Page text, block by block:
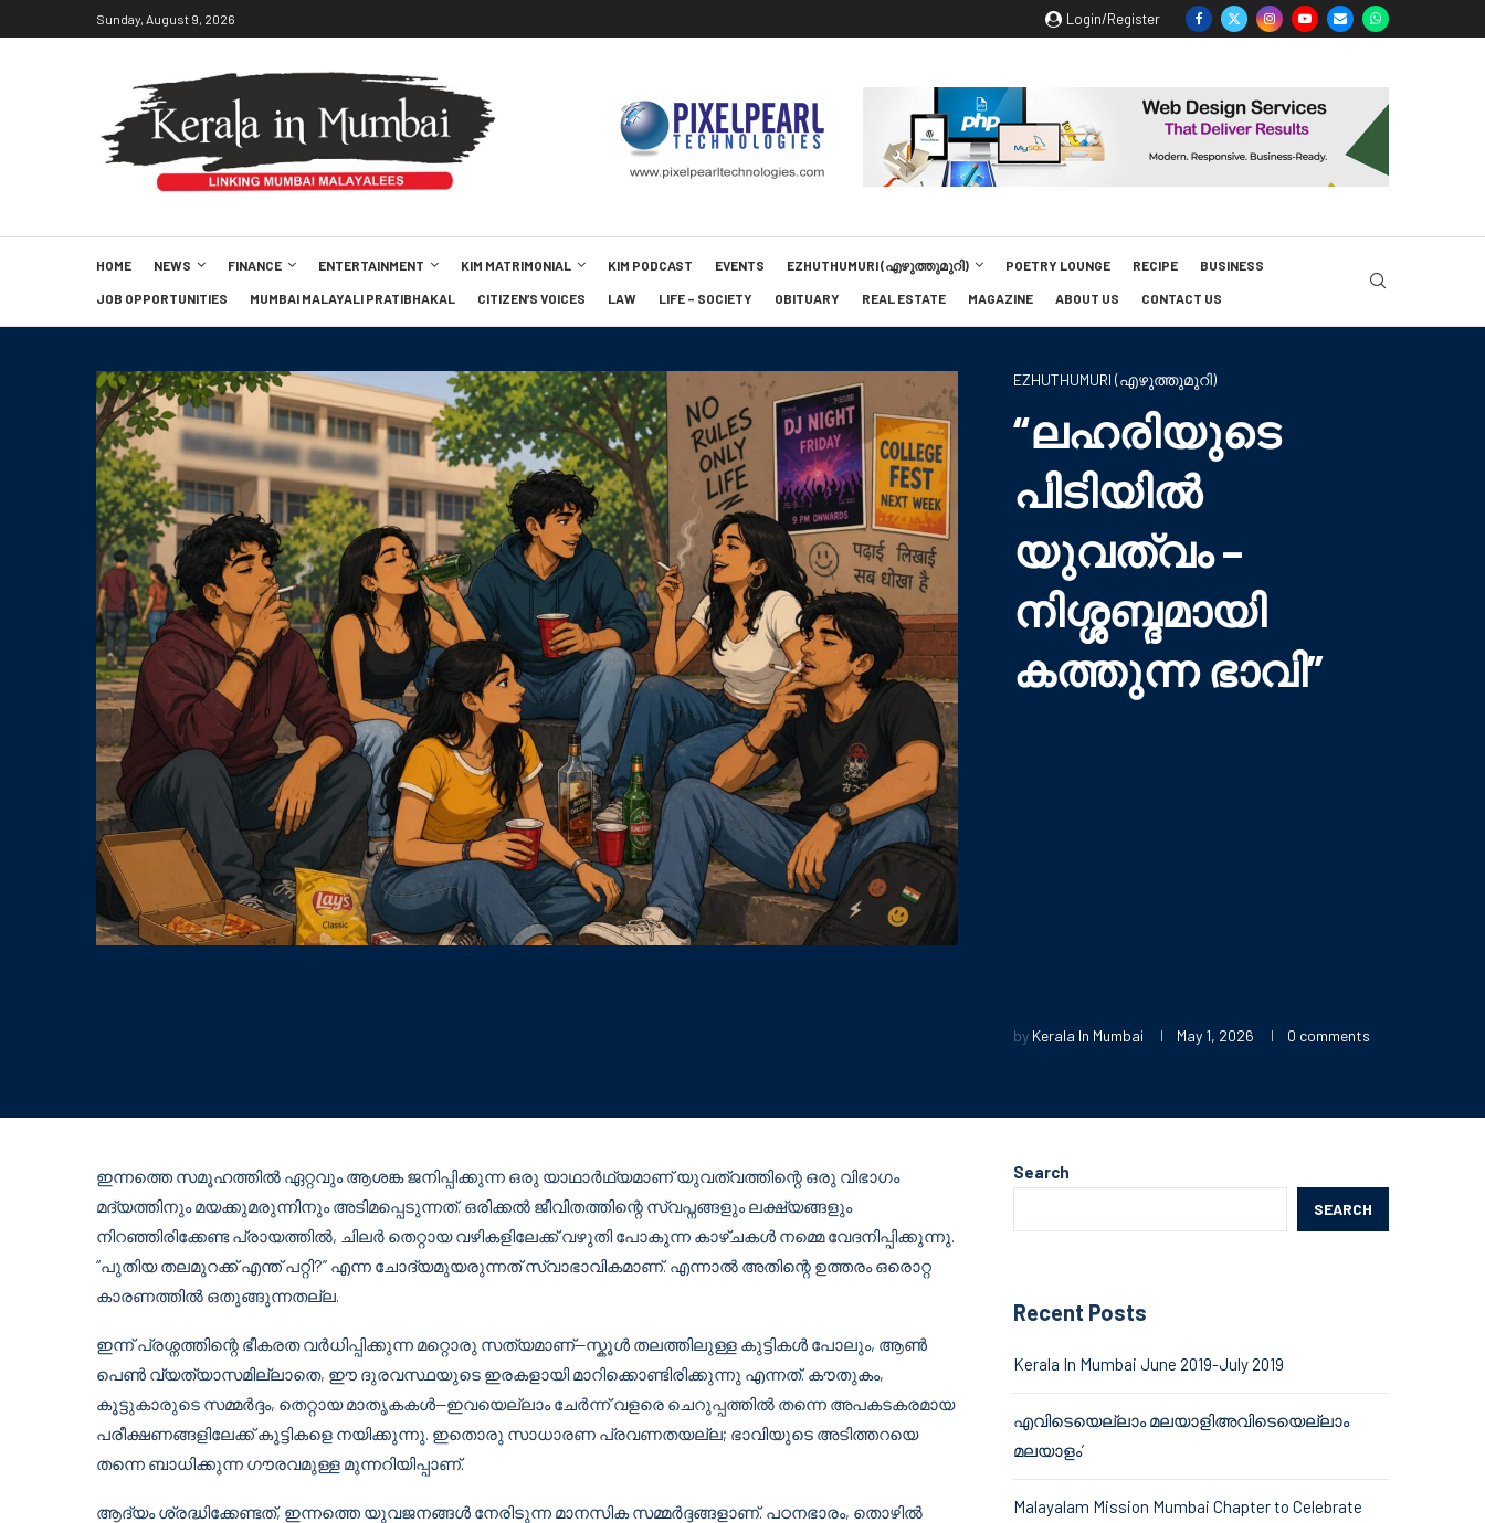
Sunday, August 9, 2026 Login/Register
HOME NEWS FINANCE ENTERTAINMENT KIM MATRIMONIAL KIM PODCAST EVENTS EZHUTHUMURI (എഴുത്തുമുറി) POETRY LOUNGE RECIPE BUSINESS
JOB OPPORTUNITIES MUMBAI MALAYALI PRATIBHAKAL CITIZEN’S VOICES LAW LIFE – SOCIETY OBITUARY REAL ESTATE MAGAZINE ABOUT US CONTACT US
EZHUTHUMURI (എഴുത്തുമുറി)
“ലഹരിയുടെ
പിടിയിൽ
യുവത്വം –
നിശ്ശബ്ദമായി
കത്തുന്ന ഭാവി”
by Kerala In Mumbai May 1, 2026 0 comments
ഇന്നത്തെ സമൂഹത്തിൽ ഏറ്റവും ആശങ്ക ജനിപ്പിക്കുന്ന ഒരു യാഥാർഥ്യമാണ് യുവത്വത്തിന്റെ ഒരു വിഭാഗം
മദ്യത്തിനും മയക്കുമരുന്നിനും അടിമപ്പെടുന്നത്. ഒരിക്കൽ ജീവിതത്തിന്റെ സ്വപ്നങ്ങളും ലക്ഷ്യങ്ങളും
നിറഞ്ഞിരിക്കേണ്ട പ്രായത്തിൽ, ചിലർ തെറ്റായ വഴികളിലേക്ക് വഴുതി പോകുന്ന കാഴ്ചകൾ നമ്മെ വേദനിപ്പിക്കുന്നു.
“പുതിയ തലമുറക്ക് എന്ത് പറ്റി?” എന്ന ചോദ്യമുയരുന്നത് സ്വാഭാവികമാണ്. എന്നാൽ അതിന്റെ ഉത്തരം ഒരൊറ്റ
കാരണത്തിൽ ഒതുങ്ങുന്നതല്ല.
ഇന്ന് പ്രശ്നത്തിന്റെ ഭീകരത വർധിപ്പിക്കുന്ന മറ്റൊരു സത്യമാണ്—സ്കൂൾ തലത്തിലുള്ള കുട്ടികൾ പോലും, ആൺ
പെൺ വ്യത്യാസമില്ലാതെ, ഈ ദുരവസ്ഥയുടെ ഇരകളായി മാറിക്കൊണ്ടിരിക്കുന്നു എന്നത്. കൗതുകം,
കൂട്ടുകാരുടെ സമ്മർദ്ദം, തെറ്റായ മാതൃകകൾ—ഇവയെല്ലാം ചേർന്ന് വളരെ ചെറുപ്പത്തിൽ തന്നെ അപകടകരമായ
പരീക്ഷണങ്ങളിലേക്ക് കുട്ടികളെ നയിക്കുന്നു. ഇതൊരു സാധാരണ പ്രവണതയല്ല; ഭാവിയുടെ അടിത്തറയെ
തന്നെ ബാധിക്കുന്ന ഗൗരവമുള്ള മുന്നറിയിപ്പാണ്.
ആദ്യം ശ്രദ്ധിക്കേണ്ടത്, ഇന്നത്തെ യുവജനങ്ങൾ നേരിടുന്ന മാനസിക സമ്മർദ്ദങ്ങളാണ്. പഠനഭാരം, തൊഴിൽ
Search
SEARCH
Recent Posts
Kerala In Mumbai June 2019-July 2019
എവിടെയെല്ലാം മലയാളിഅവിടെയെല്ലാം
മലയാളം’
Malayalam Mission Mumbai Chapter to Celebrate